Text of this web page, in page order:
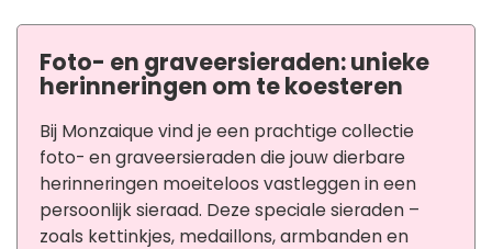
Foto- en graveersieraden: unieke
herinneringen om te koesteren
Bij Monzaique vind je een prachtige collectie
foto- en graveersieraden die jouw dierbare
herinneringen moeiteloos vastleggen in een
persoonlijk sieraad. Deze speciale sieraden –
zoals kettinkjes, medaillons, armbanden en